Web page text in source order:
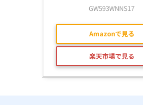
GW593WNNS17
Amazonで見る
楽天市場で見る